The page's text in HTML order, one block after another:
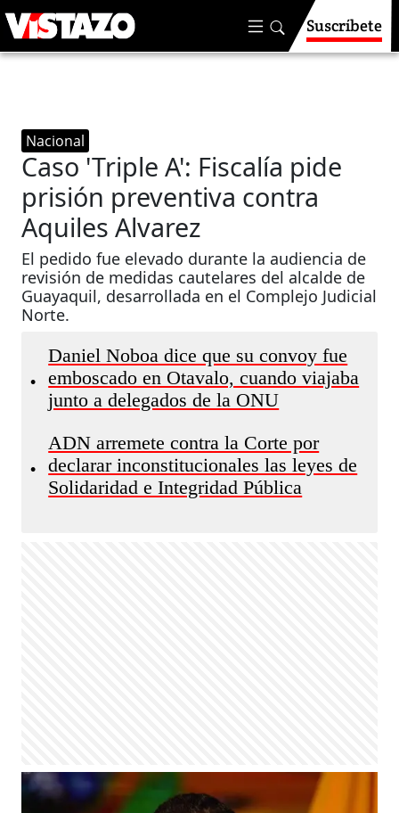
Suscríbete
Nacional
Caso 'Triple A': Fiscalía pide
prisión preventiva contra
Aquiles Alvarez
El pedido fue elevado durante la audiencia de
revisión de medidas cautelares del alcalde de
Guayaquil, desarrollada en el Complejo Judicial
Norte.
•
Daniel Noboa dice que su convoy fue
emboscado en Otavalo, cuando viajaba
junto a delegados de la ONU
•
ADN arremete contra la Corte por
declarar inconstitucionales las leyes de
Solidaridad e Integridad Pública